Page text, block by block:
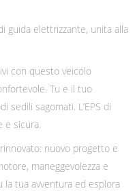
guida elettrizzante, unita alla
con questo veicolo
Tu e il tuo
sedili sagomati. L’EPS di
e sicura.
nuovo progetto e
maneggevolezza e
la tua avventura ed esplora